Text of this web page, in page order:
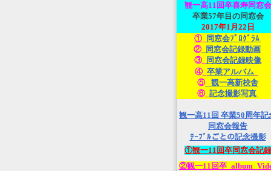
観一高11回卒喜寿同窓会
卒業57年目の同窓会
2017年1月22日
①_ 同窓会ﾌﾟﾛｸﾞﾗﾑ
②_同窓会記録動画
③_ 同窓会記録映像
④_ 卒業アルバム
⑤_観一高新校舎
⑥_ 記念撮影写真
観一高11回 卒業50周年記
同窓会報告
ﾃｰﾌﾞﾙごとの記念撮影
①観一11回卒同窓会記録
②観一11回卒